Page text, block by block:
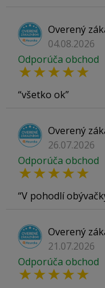
Overený
04.08.2026
Odporúča obchod
všetko ok
Overený
26.07.2026
Odporúča obchod
V pohodlí
Overený
21.07.2026
Odporúča obchod